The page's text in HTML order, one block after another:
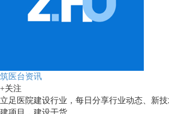
筑医台资讯
+关注
立足医院建设行业，每日分享行业动态、新